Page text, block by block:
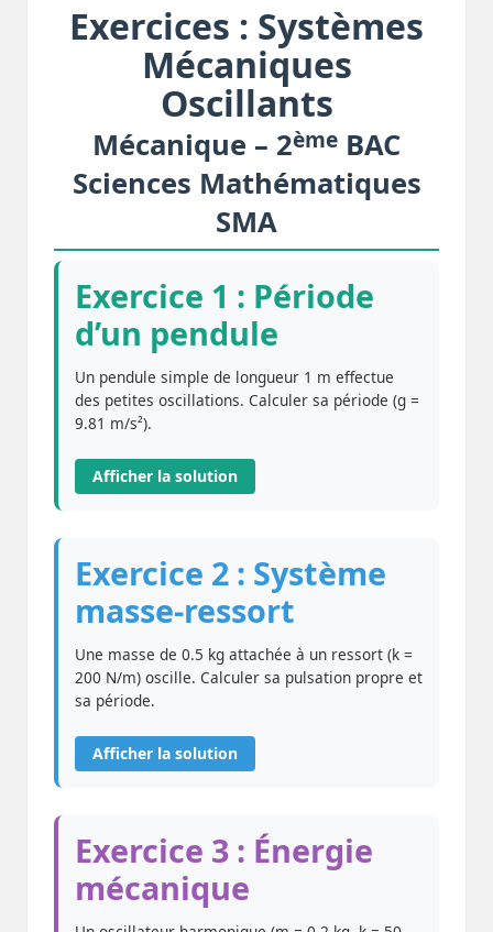
Exercices : Systèmes
Mécaniques
Oscillants
Mécanique – 2ème BAC
Sciences Mathématiques
SMA
Exercice 1 : Période
d’un pendule
Un pendule simple de longueur 1 m effectue
des petites oscillations. Calculer sa période (g =
9.81 m/s²).
Afficher la solution
Exercice 2 : Système
masse-ressort
Une masse de 0.5 kg attachée à un ressort (k =
200 N/m) oscille. Calculer sa pulsation propre et
sa période.
Afficher la solution
Exercice 3 : Énergie
mécanique